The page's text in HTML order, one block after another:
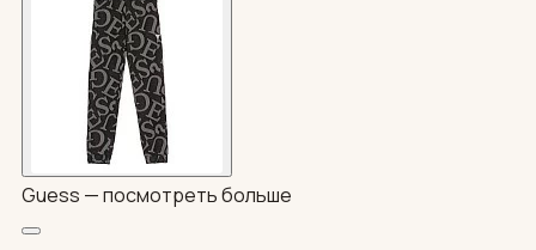
Guess —посмотреть больше